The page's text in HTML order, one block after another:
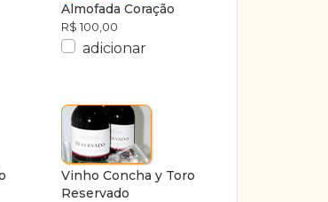
Almofada Coração
R$ 100,00
adicionar
Vinho Concha y Toro
Reservado